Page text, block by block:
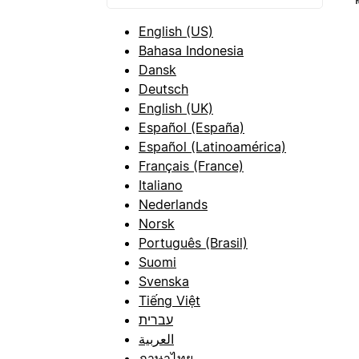
English (US)
Bahasa Indonesia
Dansk
Deutsch
English (UK)
Español (España)
Español (Latinoamérica)
Français (France)
Italiano
Nederlands
Norsk
Português (Brasil)
Suomi
Svenska
Tiếng Việt
עברית
العربية